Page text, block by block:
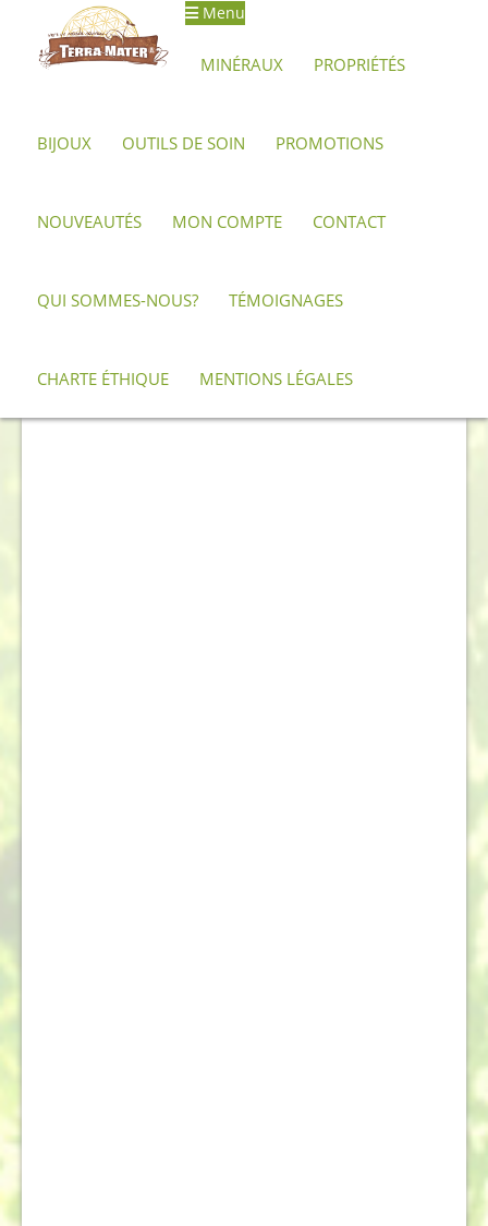
Aller
Aller
au
Menu
MINÉRAUX PROPRIÉTÉS
BIJOUX OUTILS DE SOIN PROMOTIONS
NOUVEAUTÉS MON COMPTE CONTACT
QUI SOMMES-NOUS? TÉMOIGNAGES
CHARTE ÉTHIQUE MENTIONS LÉGALES
Accueil Archives
Petit groupe de cristaux de quartz